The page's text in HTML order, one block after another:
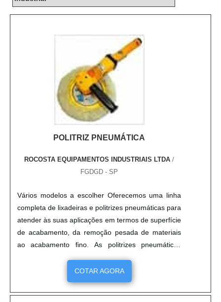
POLITRIZ PNEUMÁTICA
ROCOSTA EQUIPAMENTOS INDUSTRIAIS LTDA /
FGDGD - SP
Vários modelos a escolher Oferecemos uma linha
completa de lixadeiras e politrizes pneumáticas para
atender às suas aplicações em termos de superfície
de acabamento, da remoção pesada de materiais
ao acabamento fino. As politrizes pneumáticas
foram projetadas para proporcionar maior conforto
e aumentar a produtividade. ....
COTAR AGORA